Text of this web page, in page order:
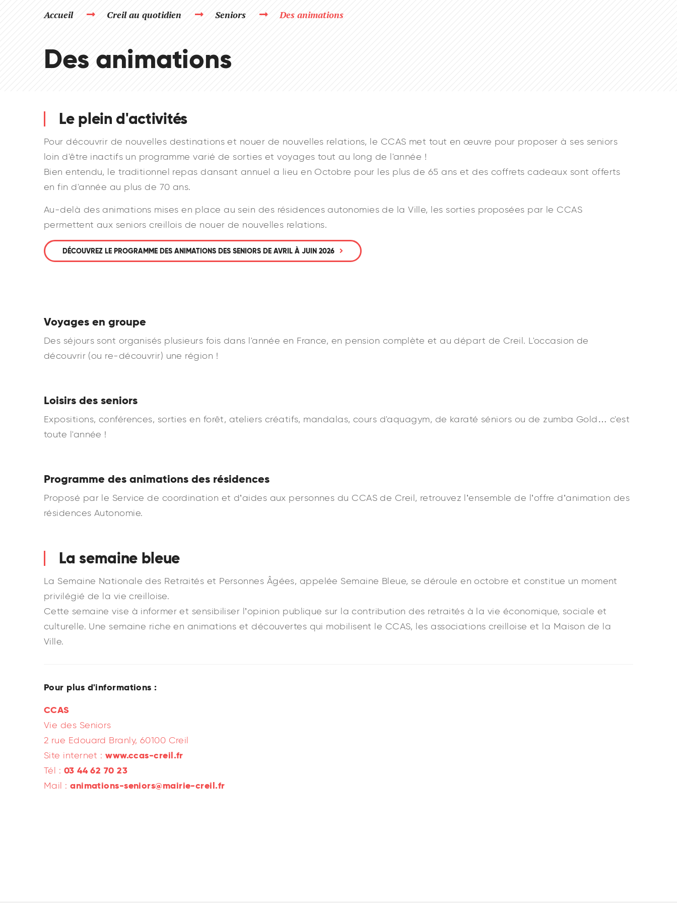
Accueil Creil au quotidien Seniors Des animations
Des animations
Le plein d'activités
Pour découvrir de nouvelles destinations et nouer de nouvelles relations, le CCAS met tout en œuvre pour proposer à ses seniors
loin d'être inactifs un programme varié de sorties et voyages tout au long de l'année !
Bien entendu, le traditionnel repas dansant annuel a lieu en Octobre pour les plus de 65 ans et des coffrets cadeaux sont offerts
en fin d'année au plus de 70 ans.
Au-delà des animations mises en place au sein des résidences autonomies de la Ville, les sorties proposées par le CCAS
permettent aux seniors creillois de nouer de nouvelles relations.
DÉCOUVREZ LE PROGRAMME DES ANIMATIONS DES SENIORS DE AVRIL À JUIN 2026
Voyages en groupe
Des séjours sont organisés plusieurs fois dans l'année en France, en pension complète et au départ de Creil. L'occasion de
découvrir (ou re-découvrir) une région !
Loisirs des seniors
Expositions, conférences, sorties en forêt, ateliers créatifs, mandalas, cours d'aquagym, de karaté séniors ou de zumba Gold… c'est
toute l'année !
Programme des animations des résidences
Proposé par le Service de coordination et d’aides aux personnes du CCAS de Creil, retrouvez l’ensemble de l’offre d’animation des
résidences Autonomie.
La semaine bleue
La Semaine Nationale des Retraités et Personnes Âgées, appelée Semaine Bleue, se déroule en octobre et constitue un moment
privilégié de la vie creilloise.
Cette semaine vise à informer et sensibiliser l’opinion publique sur la contribution des retraités à la vie économique, sociale et
culturelle. Une semaine riche en animations et découvertes qui mobilisent le CCAS, les associations creilloise et la Maison de la
Ville.
Pour plus d'informations :
CCAS
Vie des Seniors
2 rue Edouard Branly, 60100 Creil
Site internet :www.ccas-creil.fr
Tél : 03 44 62 70 23
Mail :animations-seniors@mairie-creil.fr